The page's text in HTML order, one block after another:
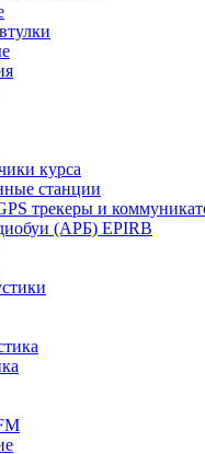
курса
станции
трекеры и
(АРБ) EPIRB